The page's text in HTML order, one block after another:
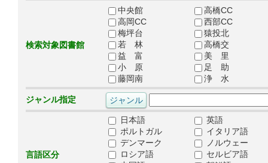
検索対象図書館
中央館
高橋CC
高岡CC
西部CC
梅坪台
猿投北
若 林
高橋交
益 富
美 里
小 原
足 助
藤岡南
浄 水
ジャンル指定
言語区分
日本語
英語
ポルトガル
イタリア語
デンマーク
ノルウェー
ロシア語
セルビア語